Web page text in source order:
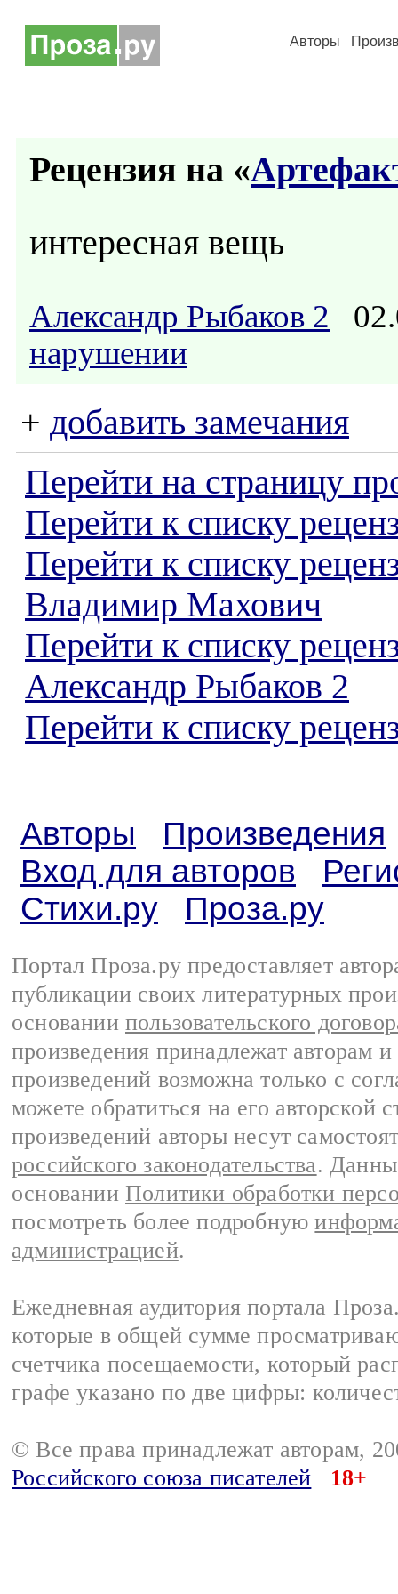
Авторы
Рецензия на «
интересная вещь
Александр Рыбаков 2
нарушении
+ добавить замечания
Перейти на страницу
Перейти к списку
Перейти к списку
Владимир Махович
Перейти к списку
Александр Рыбаков 2
Перейти к списку
Авторы
Произведения
Вход для авторов
Стихи.ру
Проза.ру
Портал Проза.ру предоставляет
публикации своих литературных
основании пользовательского
произведения принадлежат авторам
произведений возможна только с
можете обратиться на его авторской
произведений авторы несут
российского законодательства.
основании Политики обработки
посмотреть более подробную
администрацией.
Ежедневная аудитория портала
которые в общей сумме
счетчика посещаемости, который
графе указано по две цифры:
© Все права принадлежат авторам,
Российского союза писателей
18+